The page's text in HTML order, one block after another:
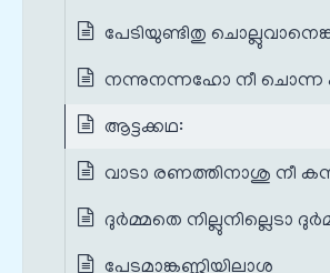
പേടിയുണ്ടിതു
നന്നുനന്നഹോ നീ ചൊന്ന
ആട്ടക്കഥ:
വാടാ രണത്തിനാശു നീ
ദുർമ്മതെ നില്ലുനില്ലെടാ
പേടമാങ്കണ്ണിയിലാശ